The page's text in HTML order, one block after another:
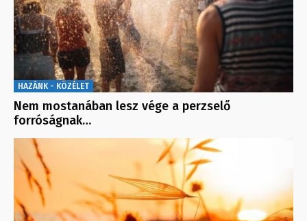
HAZÁNK - KÖZÉLET
Nem mostanában lesz vége a perzselő
forróságnak…